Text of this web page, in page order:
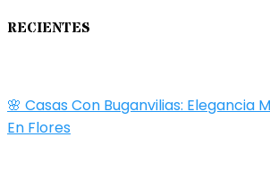
RECIENTES
🌸 Casas Con Buganvilias: Elegancia
En Flores